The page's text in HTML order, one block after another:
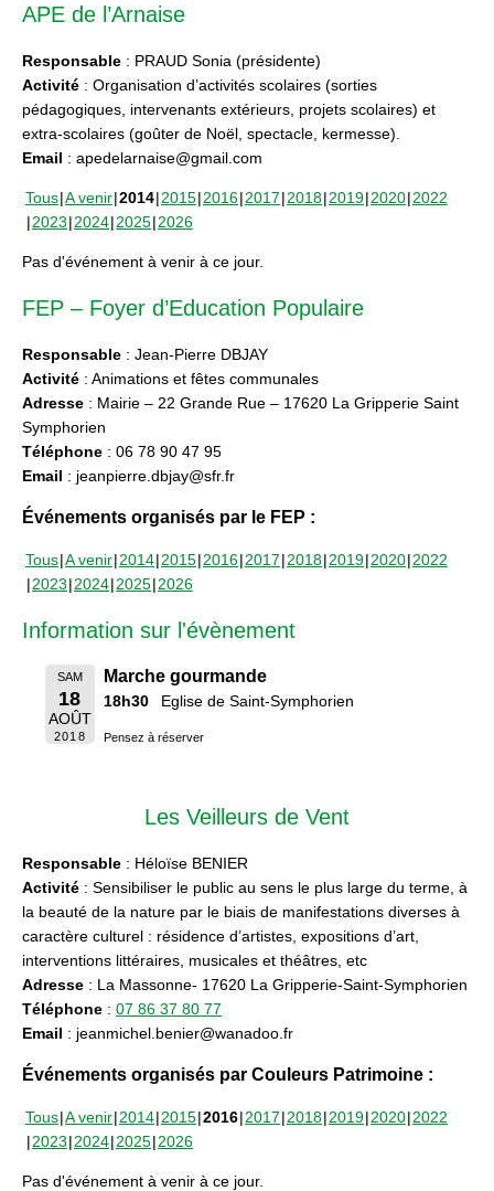
APE de l’Arnaise
Responsable : PRAUD Sonia (présidente)
Activité : Organisation d’activités scolaires (sorties
pédagogiques, intervenants extérieurs, projets scolaires) et
extra-scolaires (goûter de Noël, spectacle, kermesse).
Email : apedelarnaise@gmail.com
Tous A venir 2014 2015 2016 2017 2018 2019 2020 2022
2023 2024 2025 2026
Pas d'événement à venir à ce jour.
FEP – Foyer d’Education Populaire
Responsable : Jean-Pierre DBJAY
Activité : Animations et fêtes communales
Adresse : Mairie – 22 Grande Rue – 17620 La Gripperie Saint
Symphorien
Téléphone : 06 78 90 47 95
Email : jeanpierre.dbjay@sfr.fr
Événements organisés par le FEP :
Tous A venir 2014 2015 2016 2017 2018 2019 2020 2022
2023 2024 2025 2026
Information sur l'évènement
SAM
18
AOÛT
2018
Marche gourmande
18h30 Eglise de Saint-Symphorien
Pensez à réserver
Les Veilleurs de Vent
Responsable : Héloïse BENIER
Activité : Sensibiliser le public au sens le plus large du terme, à
la beauté de la nature par le biais de manifestations diverses à
caractère culturel : résidence d’artistes, expositions d’art,
interventions littéraires, musicales et théâtres, etc
Adresse : La Massonne- 17620 La Gripperie-Saint-Symphorien
Téléphone : 07 86 37 80 77
Email : jeanmichel.benier@wanadoo.fr
Événements organisés par Couleurs Patrimoine :
Tous A venir 2014 2015 2016 2017 2018 2019 2020 2022
2023 2024 2025 2026
Pas d'événement à venir à ce jour.